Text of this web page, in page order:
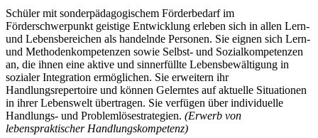
Schüler mit sonderpädagogischem Förderbedarf im
Förderschwerpunkt geistige Entwicklung erleben sich in allen Lern-
und Lebensbereichen als handelnde Personen. Sie eignen sich Lern-
und Methodenkompetenzen sowie Selbst- und Sozialkompetenzen
an, die ihnen eine aktive und sinnerfüllte Lebensbewältigung in
sozialer Integration ermöglichen. Sie erweitern ihr
Handlungsrepertoire und können Gelerntes auf aktuelle Situationen
in ihrer Lebenswelt übertragen. Sie verfügen über individuelle
Handlungs- und Problemlösestrategien. (Erwerb von
lebenspraktischer Handlungskompetenz)